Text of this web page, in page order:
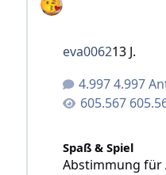
4.997
eva006213 J.
Spaß & Spiel
Abstimmung